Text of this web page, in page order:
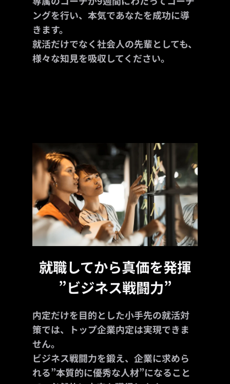
ングを行い、本気であなたを成功に導
きます。
就活だけでなく社会人の先輩としても、
様々な知見を吸収してください。
就職してから真価を発揮
”ビジネス戦闘力”
内定だけを目的とした小手先の就活対
策では、トップ企業内定は実現できま
せん。
ビジネス戦闘力を鍛え、企業に求めら
れる”本質的に優秀な人材”になること